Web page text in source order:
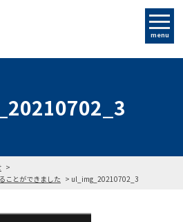
menu
ことができました
ul_img_20210702_3